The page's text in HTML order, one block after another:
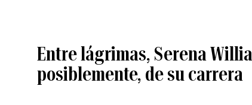
Entre lágrimas, Serena
posiblemente, de su carrera